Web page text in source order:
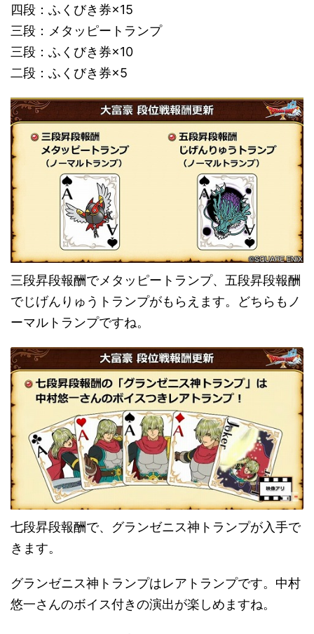
四段：ふくびき券×15
三段：メタッピートランプ
三段：ふくびき券×10
二段：ふくびき券×5
三段昇段報酬でメタッピートランプ、五段昇段報酬
でじげんりゅうトランプがもらえます。どちらもノ
ーマルトランプですね。
七段昇段報酬で、グランゼニス神トランプが入手で
きます。
グランゼニス神トランプはレアトランプです。中村
悠一さんのボイス付きの演出が楽しめますね。